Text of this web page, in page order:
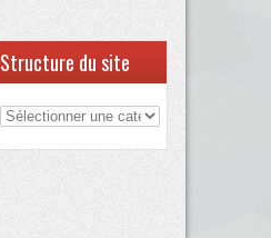
Structure du site